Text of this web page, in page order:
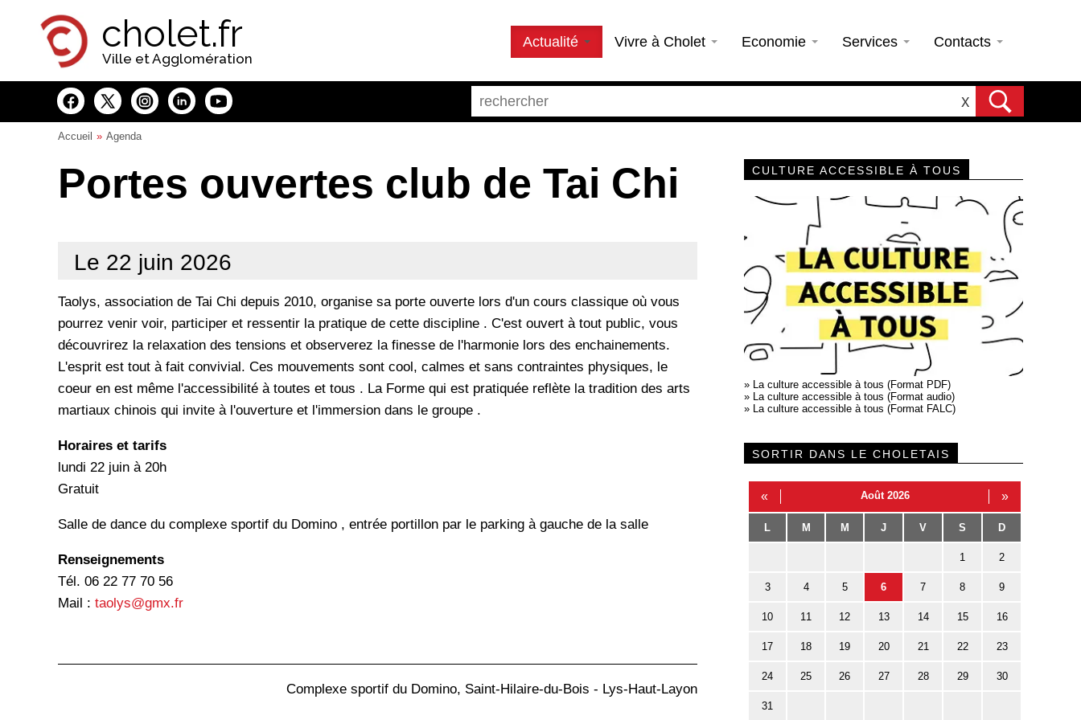
cholet.fr
Ville et Agglomération
Actualité Vivre à Cholet Economie Services Contacts
X
Accueil Agenda
Portes ouvertes club de Tai Chi
Le 22 juin 2026
Taolys, association de Tai Chi depuis 2010, organise sa porte ouverte lors d'un cours classique où vous
pourrez venir voir, participer et ressentir la pratique de cette discipline . C'est ouvert à tout public, vous
découvrirez la relaxation des tensions et observerez la finesse de l'harmonie lors des enchainements.
L'esprit est tout à fait convivial. Ces mouvements sont cool, calmes et sans contraintes physiques, le
coeur en est même l'accessibilité à toutes et tous . La Forme qui est pratiquée reflète la tradition des arts
martiaux chinois qui invite à l'ouverture et l'immersion dans le groupe .
Horaires et tarifs
lundi 22 juin à 20h
Gratuit
Salle de dance du complexe sportif du Domino , entrée portillon par le parking à gauche de la salle
Renseignements
Tél. 06 22 77 70 56
Mail : taolys@gmx.fr
Complexe sportif du Domino, Saint-Hilaire-du-Bois - Lys-Haut-Layon
CULTURE ACCESSIBLE À TOUS
» La culture accessible à tous (Format PDF)
» La culture accessible à tous (Format audio)
» La culture accessible à tous (Format FALC)
SORTIR DANS LE CHOLETAIS
« Août 2026 »
L M M J V S D
1 2
3 4 5 6 7 8 9
10 11 12 13 14 15 16
17 18 19 20 21 22 23
24 25 26 27 28 29 30
31